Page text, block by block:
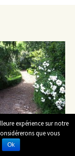
n'ai la volonté, de
expérience sur notre
que vous
Ok